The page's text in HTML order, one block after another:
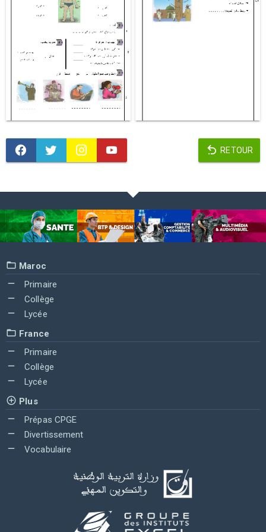
RETOUR
Maroc
Primaire
Collège
Lycée
France
Primaire
Collège
Lycée
Plus
Prépas CPGE
Divertissement
Vocabulaire